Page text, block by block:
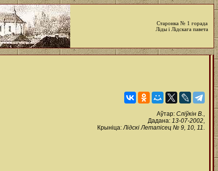
Старонка № 1 горада
Ліды і Лідскага павета
Аўтар: Сліўкін В.,
Дадана: 13-07-2002,
Крыніца:Лідскі Летапісец № 9, 10, 11.